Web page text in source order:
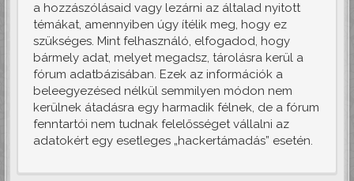
a hozzászólásaid vagy lezárni az általad nyitott
témákat, amennyiben úgy ítélik meg, hogy ez
szükséges. Mint felhasználó, elfogadod, hogy
bármely adat, melyet megadsz, tárolásra kerül a
fórum adatbázisában. Ezek az információk a
beleegyezésed nélkül semmilyen módon nem
kerülnek átadásra egy harmadik félnek, de a fórum
fenntartói nem tudnak felelősséget vállalni az
adatokért egy esetleges „hackertámadás” esetén.